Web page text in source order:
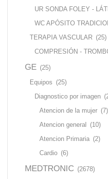
UR SONDA FOLEY -
WC APÓSITO
TERAPIA VASCULAR (25)
COMPRESIÓN -
GE (25)
Equipos (25)
Diagnostico por imagen
Atencion de la mujer (7)
Atencion general
(10)
Atencion Primaria (2)
Cardio (6)
MEDTRONIC (2678)